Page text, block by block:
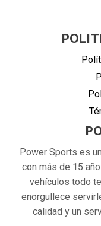
Power Sports es
con más de 15
vehículos todo
enorgullece
calidad y un